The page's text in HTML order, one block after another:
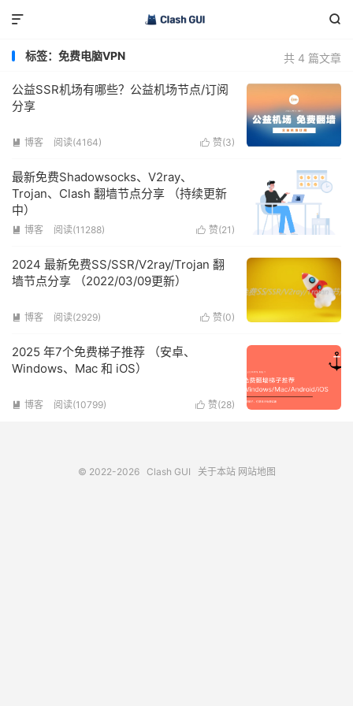


共 4 篇文章
标签：免费电脑VPN
公益SSR机场有哪些？公益机场节点/订阅
分享
 赞(3)
 博客 阅读(4164)
最新免费Shadowsocks、V2ray、
Trojan、Clash 翻墙节点分享 （持续更新
中）
 赞(21 )
 博客 阅读(11288)
2024 最新免费SS/SSR/V2ray/Trojan 翻
墙节点分享 （2022/03/09更新）
 赞(0)
 博客 阅读(2929)
2025 年7个免费梯子推荐 （安卓、
Windows、Mac 和 iOS）
 赞(28)
 博客 阅读(10799)
© 2022-2026 Clash GUI 关于本站 网站地图